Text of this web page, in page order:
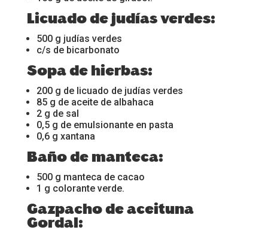
Licuado de judías verdes:
500 g judías verdes
c/s de bicarbonato
Sopa de hierbas:
200 g de licuado de judías verdes
85 g de aceite de albahaca
2 g de sal
0,5 g de emulsionante en pasta
0,6 g xantana
Baño de manteca:
500 g manteca de cacao
1 g colorante verde.
Gazpacho de aceituna
Gordal: